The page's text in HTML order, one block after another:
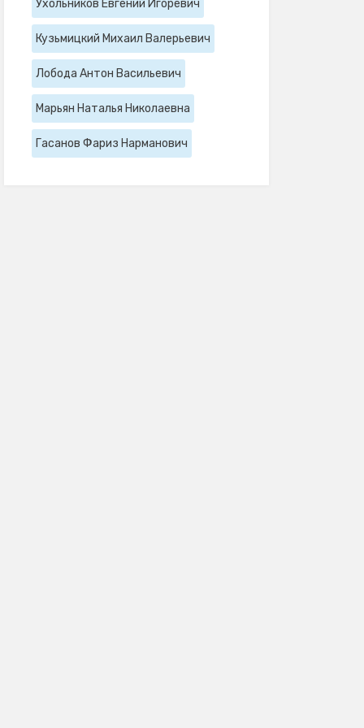
Ухольников Евгений Игоревич
Кузьмицкий Михаил Валерьевич
Лобода Антон Васильевич
Марьян Наталья Николаевна
Гасанов Фариз Нарманович